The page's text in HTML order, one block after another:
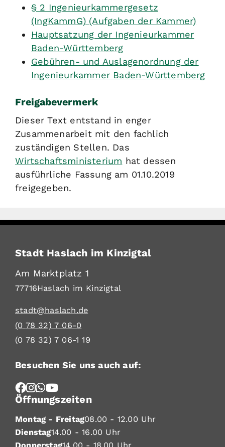
§ 2 Ingenieurkammergesetz
(IngKammG) (Aufgaben der Kammer)
Hauptsatzung der Ingenieurkammer
Baden-Württemberg
Gebühren- und Auslagenordnung der
Ingenieurkammer Baden-Württemberg
Freigabevermerk
Dieser Text entstand in enger
Zusammenarbeit mit den fachlich
zuständigen Stellen. Das
Wirtschaftsministerium hat dessen
ausführliche Fassung am 01.10.2019
freigegeben.
Stadt Haslach im Kinzigtal
Am Marktplatz 1
77716Haslach im Kinzigtal
stadt@haslach.de
(0 78 32) 7 06-0
(0 78 32) 7 06-1 19
Besuchen Sie uns auch auf:
Öffnungszeiten
Montag - Freitag08.00 - 12.00 Uhr
Dienstag14.00 - 16.00 Uhr